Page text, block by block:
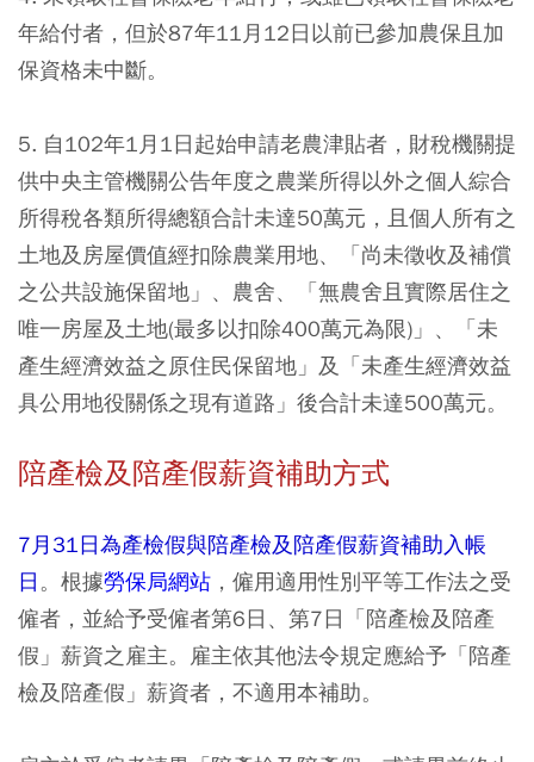
年給付者，但於87年11月12日以前已參加農保且加
保資格未中斷。
5. 自102年1月1日起始申請老農津貼者，財稅機關提
供中央主管機關公告年度之農業所得以外之個人綜合
所得稅各類所得總額合計未達50萬元，且個人所有之
土地及房屋價值經扣除農業用地、「尚未徵收及補償
之公共設施保留地」、農舍、「無農舍且實際居住之
唯一房屋及土地(最多以扣除400萬元為限)」、「未
產生經濟效益之原住民保留地」及「未產生經濟效益
具公用地役關係之現有道路」後合計未達500萬元。
陪產檢及陪產假薪資補助方式
7月31日為產檢假與陪產檢及陪產假薪資補助入帳
日。根據勞保局網站 ，僱用適用性別平等工作法之受
僱者，並給予受僱者第6日、第7日「陪產檢及陪產
假」薪資之雇主。雇主依其他法令規定應給予「陪產
檢及陪產假」薪資者，不適用本補助。